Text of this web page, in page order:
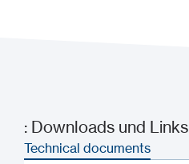
: Downloads und Links
Technical documents